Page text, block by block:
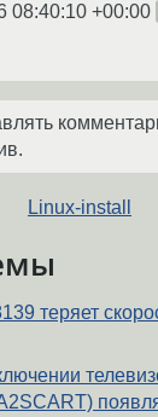
08:40:10 +00:00
Linux-install
теряет